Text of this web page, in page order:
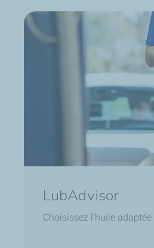
LubAdvisor
Choisissez l’huile